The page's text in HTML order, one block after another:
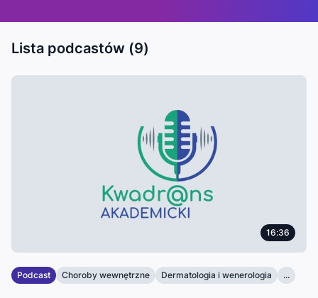
Lista podcastów (9)
16:36
Podcast Choroby wewnętrzne Dermatologia i wenerologia ...